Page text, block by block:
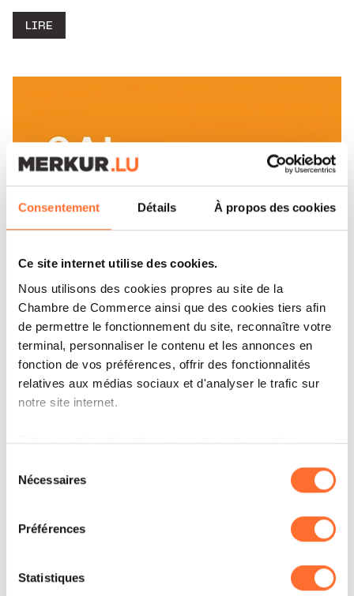
Consentement Détails À propos des cookies
Ce site internet utilise des cookies.
Nous utilisons des cookies propres au site de la
Chambre de Commerce ainsi que des cookies tiers afin
de permettre le fonctionnement du site, reconnaître votre
terminal, personnaliser le contenu et les annonces en
fonction de vos préférences, offrir des fonctionnalités
relatives aux médias sociaux et d'analyser le trafic sur
notre site internet.
Grâce au présent bandeau, vous pouvez accepter,
à l’exception des cookies strictement nécessaires au
fonctionnement du site. Une description des différents
cookies est accessible sous l’onglet « Détails » ci-
dessus.
Il est précisé que la navigation sur le site et certaines
fonctionnalités (ex : lecture de vidéos, partage sur les
Nécessaires
Préférences
Statistiques
LIRE
L’OAI ACCUEILLE
FAVORABLEMENT LA MISE EN
PLACE D’UN RÈGLEMENT
NATIONAL HARMONISÉ SUR LES